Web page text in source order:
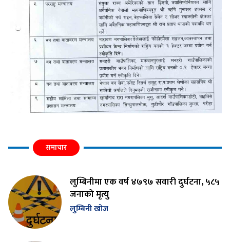
समाचार
लुम्बिनीमा एक वर्ष ४७९७ सवारी दुर्घटना, ५८५
जनाको मृत्यु
लुम्बिनी खोज